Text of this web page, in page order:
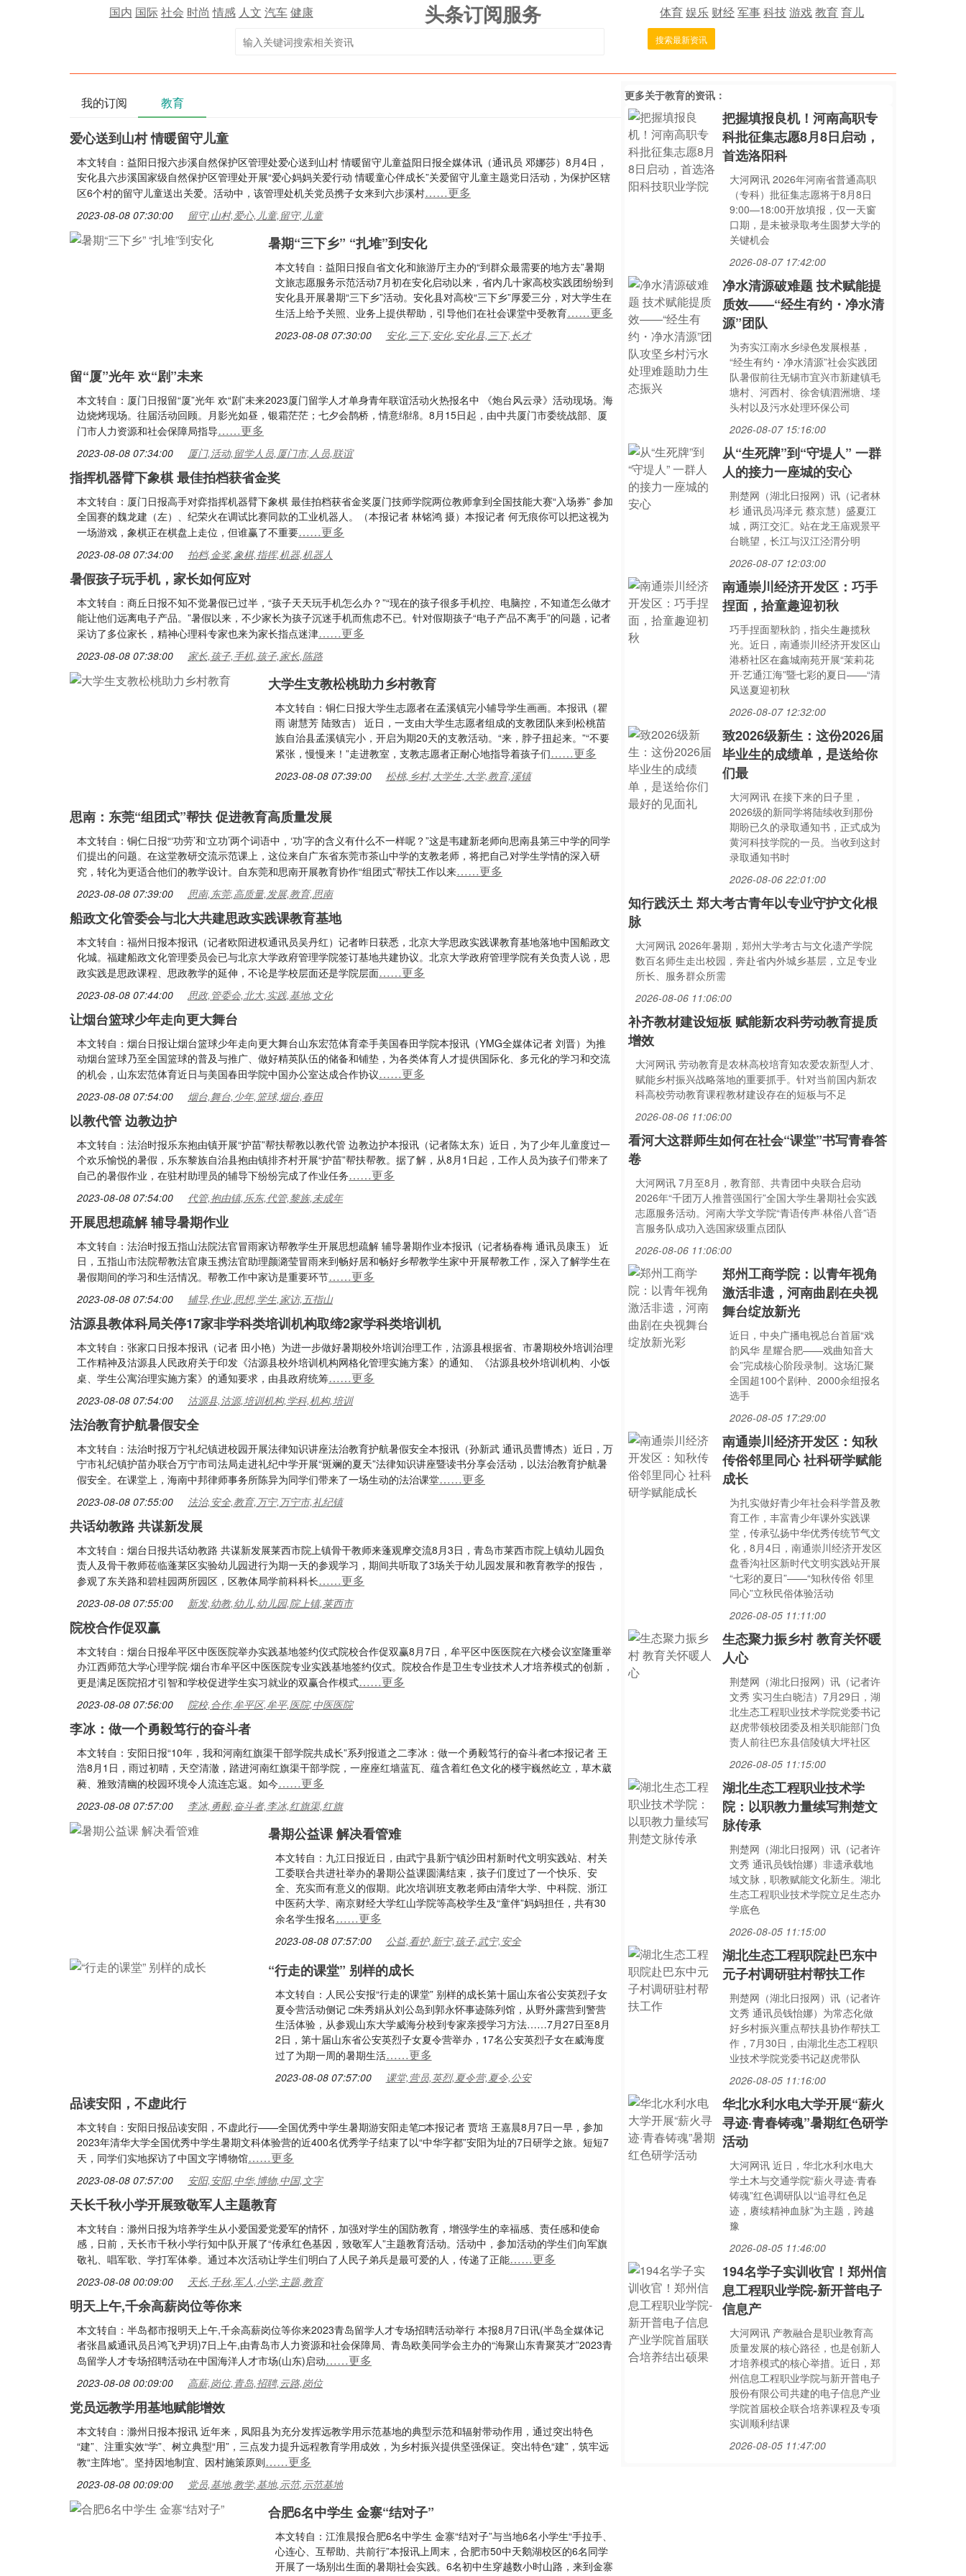
国内 国际社会 时尚 情感 人文 汽车健康 头条订阅服务 体育娱乐 财经军事科技游戏教育育儿
搜索最新资讯
我的订阅 教育
爱心送到山村 情暖留守儿童
本文转自：益阳日报六步溪自然保护区管理处爱心送到山村 情暖留守儿童益阳日报全媒体讯（通讯员 邓娜莎）8月4日，
安化县六步溪国家级自然保护区管理处开展“爱心妈妈关爱行动 情暖童心伴成长”关爱留守儿童主题党日活动，为保护区辖
区6个村的留守儿童送出关爱。活动中，该管理处机关党员携子女来到六步溪村……更多
2023-08-08 07:30:00 留守,山村,爱心,儿童,留守,儿童
暑期“三下乡” “扎堆”到安化
本文转自：益阳日报自省文化和旅游厅主办的“到群众最需要的地方去”暑期
文旅志愿服务示范活动7月初在安化启动以来，省内几十家高校实践团纷纷到
安化县开展暑期“三下乡”活动。安化县对高校“三下乡”厚爱三分，对大学生在
生活上给予关照、业务上提供帮助，引导他们在社会课堂中受教育……更多
2023-08-08 07:30:00 安化,三下,安化,安化县,三下,长才
留“厦”光年 欢“剧”未来
本文转自：厦门日报留“厦”光年 欢“剧”未来2023厦门留学人才单身青年联谊活动火热报名中 《炮台风云录》活动现场。海
边烧烤现场。往届活动回顾。月影光如昼，银霜茫茫；七夕会鹊桥，情意绵绵。8月15日起，由中共厦门市委统战部、厦
门市人力资源和社会保障局指导……更多
2023-08-08 07:34:00 厦门,活动,留学人员,厦门市,人员,联谊
指挥机器臂下象棋 最佳拍档获省金奖
本文转自：厦门日报高手对弈指挥机器臂下象棋 最佳拍档获省金奖厦门技师学院两位教师拿到全国技能大赛“入场券” 参加
全国赛的魏龙建（左）、纪荣火在调试比赛同款的工业机器人。（本报记者 林铭鸿 摄）本报记者 何无痕你可以把这视为
一场游戏，象棋正在棋盘上走位，但谁赢了不重要……更多
2023-08-08 07:34:00 拍档,金奖,象棋,指挥,机器,机器人
暑假孩子玩手机，家长如何应对
本文转自：商丘日报不知不觉暑假已过半，“孩子天天玩手机怎么办？”“现在的孩子很多手机控、电脑控，不知道怎么做才
能让他们远离电子产品。”暑假以来，不少家长为孩子沉迷手机而焦虑不已。针对假期孩子“电子产品不离手”的问题，记者
采访了多位家长，精神心理科专家也来为家长指点迷津……更多
2023-08-08 07:38:00 家长,孩子,手机,孩子,家长,陈路
大学生支教松桃助力乡村教育
本文转自：铜仁日报大学生志愿者在孟溪镇完小辅导学生画画。本报讯（瞿
雨 谢慧芳 陆致吉） 近日，一支由大学生志愿者组成的支教团队来到松桃苗
族自治县孟溪镇完小，开启为期20天的支教活动。“来，脖子扭起来。”“不要
紧张，慢慢来！”走进教室，支教志愿者正耐心地指导着孩子们……更多
2023-08-08 07:39:00 松桃,乡村,大学生,大学,教育,溪镇
思南：东莞“组团式”帮扶 促进教育高质量发展
本文转自：铜仁日报“‘功劳’和‘立功’两个词语中，‘功’字的含义有什么不一样呢？”这是韦建新老师向思南县第三中学的同学
们提出的问题。在这堂教研交流示范课上，这位来自广东省东莞市茶山中学的支教老师，将把自己对学生学情的深入研
究，转化为更适合他们的教学设计。自东莞和思南开展教育协作“组团式”帮扶工作以来……更多
2023-08-08 07:39:00 思南,东莞,高质量,发展,教育,思南
船政文化管委会与北大共建思政实践课教育基地
本文转自：福州日报本报讯（记者欧阳进权通讯员吴丹红）记者昨日获悉，北京大学思政实践课教育基地落地中国船政文
化城。福建船政文化管理委员会已与北京大学政府管理学院签订基地共建协议。北京大学政府管理学院有关负责人说，思
政实践是思政课程、思政教学的延伸，不论是学校层面还是学院层面……更多
2023-08-08 07:44:00 思政,管委会,北大,实践,基地,文化
让烟台篮球少年走向更大舞台
本文转自：烟台日报让烟台篮球少年走向更大舞台山东宏范体育牵手美国春田学院本报讯（YMG全媒体记者 刘晋）为推
动烟台篮球乃至全国篮球的普及与推广、做好精英队伍的储备和铺垫，为各类体育人才提供国际化、多元化的学习和交流
的机会，山东宏范体育近日与美国春田学院中国办公室达成合作协议……更多
2023-08-08 07:54:00 烟台,舞台,少年,篮球,烟台,春田
以教代管 边教边护
本文转自：法治时报乐东抱由镇开展“护苗”帮扶帮教以教代管 边教边护本报讯（记者陈太东）近日，为了少年儿童度过一
个欢乐愉悦的暑假，乐东黎族自治县抱由镇排齐村开展“护苗”帮扶帮教。据了解，从8月1日起，工作人员为孩子们带来了
自己的暑假作业，在驻村助理员的辅导下纷纷完成了作业任务……更多
2023-08-08 07:54:00 代管,抱由镇,乐东,代管,黎族,未成年
开展思想疏解 辅导暑期作业
本文转自：法治时报五指山法院法官冒雨家访帮教学生开展思想疏解 辅导暑期作业本报讯（记者杨春梅 通讯员康玉） 近
日，五指山市法院帮教法官康玉携法官助理颜潞莹冒雨来到畅好居和畅好乡帮教学生家中开展帮教工作，深入了解学生在
暑假期间的学习和生活情况。帮教工作中家访是重要环节……更多
2023-08-08 07:54:00 辅导,作业,思想,学生,家访,五指山
沽源县教体科局关停17家非学科类培训机构取缔2家学科类培训机
本文转自：张家口日报本报讯（记者 田小艳）为进一步做好暑期校外培训治理工作，沽源县根据省、市暑期校外培训治理
工作精神及沽源县人民政府关于印发《沽源县校外培训机构网格化管理实施方案》的通知、《沽源县校外培训机构、小饭
桌、学生公寓治理实施方案》的通知要求，由县政府统筹……更多
2023-08-08 07:54:00 沽源县,沽源,培训机构,学科,机构,培训
法治教育护航暑假安全
本文转自：法治时报万宁礼纪镇进校园开展法律知识讲座法治教育护航暑假安全本报讯（孙新武 通讯员曹博杰）近日，万
宁市礼纪镇护苗办联合万宁市司法局走进礼纪中学开展“斑斓的夏天”法律知识讲座暨读书分享会活动，以法治教育护航暑
假安全。在课堂上，海南中邦律师事务所陈异为同学们带来了一场生动的法治课堂……更多
2023-08-08 07:55:00 法治,安全,教育,万宁,万宁市,礼纪镇
共话幼教路 共谋新发展
本文转自：烟台日报共话幼教路 共谋新发展莱西市院上镇骨干教师来蓬观摩交流8月3日，青岛市莱西市院上镇幼儿园负
责人及骨干教师莅临蓬莱区实验幼儿园进行为期一天的参观学习，期间共听取了3场关于幼儿园发展和教育教学的报告，
参观了东关路和碧桂园两所园区，区教体局学前科科长……更多
2023-08-08 07:55:00 新发,幼教,幼儿,幼儿园,院上镇,莱西市
院校合作促双赢
本文转自：烟台日报牟平区中医医院举办实践基地签约仪式院校合作促双赢8月7日，牟平区中医医院在六楼会议室隆重举
办江西师范大学心理学院·烟台市牟平区中医医院专业实践基地签约仪式。院校合作是卫生专业技术人才培养模式的创新，
更是满足医院招才引智和学校促进学生实习就业的双赢合作模式……更多
2023-08-08 07:56:00 院校,合作,牟平区,牟平,医院,中医医院
李冰：做一个勇毅笃行的奋斗者
本文转自：安阳日报“10年，我和河南红旗渠干部学院共成长”系列报道之二李冰：做一个勇毅笃行的奋斗者□本报记者 王
浩8月1日，雨过初晴，天空清澈，踏进河南红旗渠干部学院，一座座红墙蓝瓦、蕴含着红色文化的楼宇巍然屹立，草木葳
蕤、雅致清幽的校园环境令人流连忘返。如今……更多
2023-08-08 07:57:00 李冰,勇毅,奋斗者,李冰,红旗渠,红旗
暑期公益课 解决看管难
本文转自：九江日报近日，由武宁县新宁镇沙田村新时代文明实践站、村关
工委联合共进社举办的暑期公益课圆满结束，孩子们度过了一个快乐、安
全、充实而有意义的假期。此次培训班支教老师由清华大学、中科院、浙江
中医药大学、南京财经大学红山学院等高校学生及“童伴”妈妈担任，共有30
余名学生报名……更多
2023-08-08 07:57:00 公益,看护,新宁,孩子,武宁,安全
“行走的课堂” 别样的成长
本文转自：人民公安报“行走的课堂” 别样的成长第十届山东省公安英烈子女
夏令营活动侧记 □朱秀娟从刘公岛到郭永怀事迹陈列馆，从野外露营到警营
生活体验，从参观山东大学威海分校到专家亲授学习方法……7月27日至8月
2日，第十届山东省公安英烈子女夏令营举办，17名公安英烈子女在威海度
过了为期一周的暑期生活……更多
2023-08-08 07:57:00 课堂,营员,英烈,夏令营,夏令,公安
品读安阳，不虚此行
本文转自：安阳日报品读安阳，不虚此行——全国优秀中学生暑期游安阳走笔□本报记者 贾培 王嘉晨8月7日一早，参加
2023年清华大学全国优秀中学生暑期文科体验营的近400名优秀学子结束了以“中华字都”安阳为址的7日研学之旅。短短7
天，同学们实地探访了中国文字博物馆……更多
2023-08-08 07:57:00 安阳,安阳,中华,博物,中国,文字
天长千秋小学开展致敬军人主题教育
本文转自：滁州日报为培养学生从小爱国爱党爱军的情怀，加强对学生的国防教育，增强学生的幸福感、责任感和使命
感，日前，天长市千秋小学行知中队开展了“传承红色基因，致敬军人”主题教育活动。活动中，参加活动的学生们向军旗
敬礼、唱军歌、学打军体拳。通过本次活动让学生们明白了人民子弟兵是最可爱的人，传递了正能……更多
2023-08-08 00:09:00 天长,千秋,军人,小学,主题,教育
明天上午,千余高薪岗位等你来
本文转自：半岛都市报明天上午,千余高薪岗位等你来2023青岛留学人才专场招聘活动举行 本报8月7日讯(半岛全媒体记
者张昌威通讯员吕鸿飞尹玥)7日上午,由青岛市人力资源和社会保障局、青岛欧美同学会主办的“海聚山东青聚英才”2023青
岛留学人才专场招聘活动在中国海洋人才市场(山东)启动……更多
2023-08-08 00:09:00 高薪,岗位,青岛,招聘,云路,岗位
党员远教学用基地赋能增效
本文转自：滁州日报本报讯 近年来，凤阳县为充分发挥远教学用示范基地的典型示范和辐射带动作用，通过突出特色
“建”、注重实效“学”、树立典型“用”，三点发力提升远程教育学用成效，为乡村振兴提供坚强保证。突出特色“建”，筑牢远
教“主阵地”。坚持因地制宜、因村施策原则……更多
2023-08-08 00:09:00 党员,基地,教学,基地,示范,示范基地
合肥6名中学生 金寨“结对子”
本文转自：江淮晨报合肥6名中学生 金寨“结对子”与当地6名小学生“手拉手、
心连心、互帮助、共前行”本报讯上周末，合肥市50中天鹅湖校区的6名同学
开展了一场别出生面的暑期社会实践。6名初中生穿越数小时山路，来到金寨
更多关于教育的资讯：
把握填报良机！河南高职专
科批征集志愿8月8日启动，
首选洛阳科
大河网讯 2026年河南省普通高职
（专科）批征集志愿将于8月8日
9:00—18:00开放填报，仅一天窗
口期，是未被录取考生圆梦大学的
关键机会
2026-08-07 17:42:00
净水清源破难题 技术赋能提
质效——“经生有约・净水清
源”团队
为夯实江南水乡绿色发展根基，
“经生有约・净水清源”社会实践团
队暑假前往无锡市宜兴市新建镇毛
塘村、河西村、徐舍镇泗洲塘、堘
头村以及污水处理环保公司
2026-08-07 15:16:00
从“生死牌”到“守堤人” 一群
人的接力一座城的安心
荆楚网（湖北日报网）讯（记者林
杉 通讯员冯泽元 蔡京慧）盛夏江
城，两江交汇。站在龙王庙观景平
台眺望，长江与汉江泾渭分明
2026-08-07 12:03:00
南通崇川经济开发区：巧手
捏面，拾童趣迎初秋
巧手捏面塑秋韵，指尖生趣揽秋
光。近日，南通崇川经济开发区山
港桥社区在鑫城南苑开展“茉莉花
开·艺通江海”暨七彩的夏日——“清
风送夏迎初秋
2026-08-07 12:32:00
致2026级新生：这份2026届
毕业生的成绩单，是送给你
们最
大河网讯 在接下来的日子里，
2026级的新同学将陆续收到那份
期盼已久的录取通知书，正式成为
黄河科技学院的一员。当收到这封
录取通知书时
2026-08-06 22:01:00
知行践沃土 郑大考古青年以专业守护文化根
脉
大河网讯 2026年暑期，郑州大学考古与文化遗产学院
数百名师生走出校园，奔赴省内外城乡基层，立足专业
所长、服务群众所需
2026-08-06 11:06:00
补齐教材建设短板 赋能新农科劳动教育提质
增效
大河网讯 劳动教育是农林高校培育知农爱农新型人才、
赋能乡村振兴战略落地的重要抓手。针对当前国内新农
科高校劳动教育课程教材建设存在的短板与不足
2026-08-06 11:06:00
看河大这群师生如何在社会“课堂”书写青春答
卷
大河网讯 7月至8月，教育部、共青团中央联合启动
2026年“千团万人推普强国行”全国大学生暑期社会实践
志愿服务活动。河南大学文学院“青语传声·林俗八音”语
言服务队成功入选国家级重点团队
2026-08-06 11:06:00
郑州工商学院：以青年视角
激活非遗，河南曲剧在央视
舞台绽放新光
近日，中央广播电视总台首届“戏
韵风华 星耀合肥——戏曲知音大
会”完成核心阶段录制。这场汇聚
全国超100个剧种、2000余组报名
选手
2026-08-05 17:29:00
南通崇川经济开发区：知秋
传俗邻里同心 社科研学赋能
成长
为扎实做好青少年社会科学普及教
育工作，丰富青少年课外实践课
堂，传承弘扬中华优秀传统节气文
化，8月4日，南通崇川经济开发区
盘香沟社区新时代文明实践站开展
“七彩的夏日”——“知秋传俗 邻里
同心”立秋民俗体验活动
2026-08-05 11:11:00
生态聚力振乡村 教育关怀暖
人心
荆楚网（湖北日报网）讯（记者许
文秀 实习生白晓洁）7月29日，湖
北生态工程职业技术学院党委书记
赵虎带领校团委及相关职能部门负
责人前往巴东县信陵镇大坪社区
2026-08-05 11:15:00
湖北生态工程职业技术学
院：以职教力量续写荆楚文
脉传承
荆楚网（湖北日报网）讯（记者许
文秀 通讯员钱怡娜）非遗承载地
域文脉，职教赋能文化新生。湖北
生态工程职业技术学院立足生态办
学底色
2026-08-05 11:15:00
湖北生态工程职院赴巴东中
元子村调研驻村帮扶工作
荆楚网（湖北日报网）讯（记者许
文秀 通讯员钱怡娜）为常态化做
好乡村振兴重点帮扶县协作帮扶工
作，7月30日，由湖北生态工程职
业技术学院党委书记赵虎带队
2026-08-05 11:16:00
华北水利水电大学开展“薪火
寻迹·青春铸魂”暑期红色研学
活动
大河网讯 近日，华北水利水电大
学土木与交通学院“薪火寻迹·青春
铸魂”红色调研队以“追寻红色足
迹，赓续精神血脉”为主题，跨越
豫
2026-08-05 11:46:00
194名学子实训收官！郑州信
息工程职业学院-新开普电子
信息产
大河网讯 产教融合是职业教育高
质量发展的核心路径，也是创新人
才培养模式的核心举措。近日，郑
州信息工程职业学院与新开普电子
股份有限公司共建的电子信息产业
学院首届校企联合培养课程及专项
实训顺利结课
2026-08-05 11:47:00